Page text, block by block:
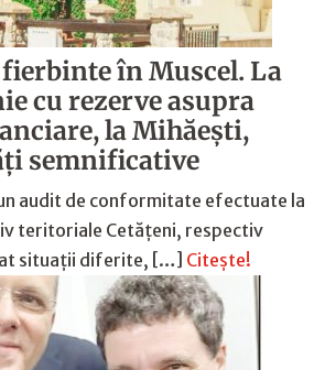
fierbinte în Muscel. La
cu rezerve asupra
la Mihăeşti,
semnificative
audit de conformitate efectuate la
teritoriale Cetățeni, respectiv
situații diferite, […] Citește!